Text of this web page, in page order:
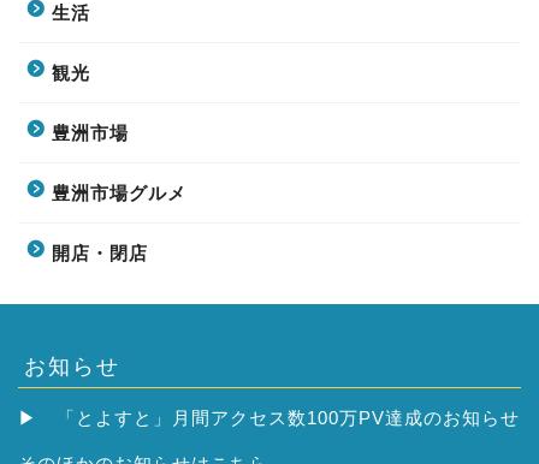
生活
観光
豊洲市場
豊洲市場グルメ
開店・閉店
お知らせ
▶ 「とよすと」月間アクセス数100万PV達成のお知らせ